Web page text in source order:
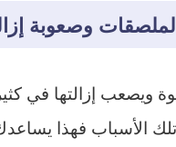
وصعوبة
ويصعب إزالتها في
الأسباب فهذا